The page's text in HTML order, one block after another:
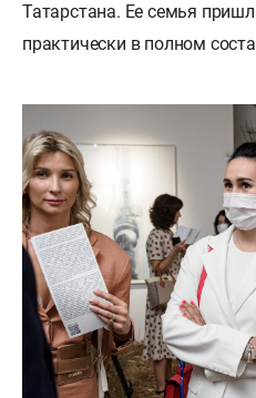
Татарстана. Ее семья
практически в полном